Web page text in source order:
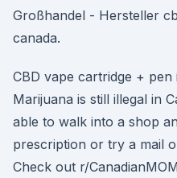
Großhandel - Hersteller
canada.
CBD vape cartridge +
Marijuana is still illegal in
able to walk into a shop
prescription or try a mail
Check out r/